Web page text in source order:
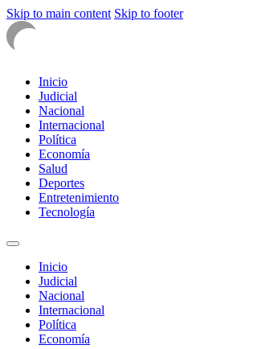
Skip to main content Skip to footer
Inicio
Judicial
Nacional
Internacional
Política
Economía
Salud
Deportes
Entretenimiento
Tecnología
Inicio
Judicial
Nacional
Internacional
Política
Economía